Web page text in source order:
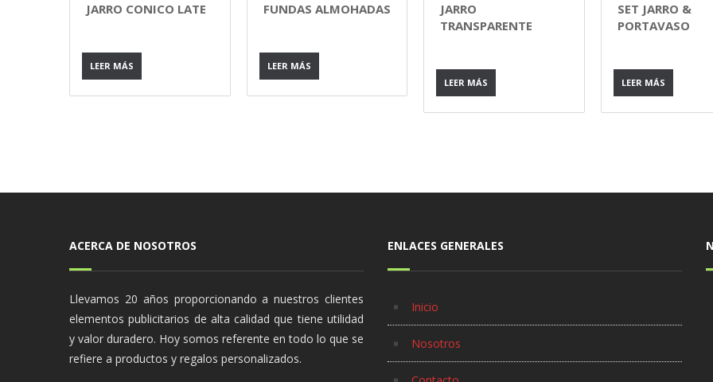
JARRO CONICO LATE
LEER MÁS
FUNDAS ALMOHADAS
LEER MÁS
JARRO
TRANSPARENTE
LEER MÁS
SET JARRO &
PORTAVASO
LEER MÁS
ACERCA DE NOSOTROS
Llevamos 20 años proporcionando a nuestros clientes
elementos publicitarios de alta calidad que tiene utilidad
y valor duradero. Hoy somos referente en todo lo que se
refiere a productos y regalos personalizados.
ENLACES GENERALES
Inicio
Nosotros